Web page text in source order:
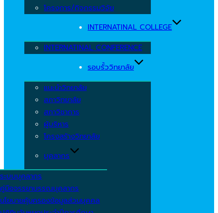
โครงการ/กิจกรรมวิจัย
INTERNATINAL COLLEGE
INTERNATINAL CONFERENCE
รอบรั้ววิทยาลัย
แนะนำวิทยาลัย
สภาวิทยาลัย
สภาวิชาการ
ผู้บริหาร
โครงสร้างวิทยาลัย
บุคลากร
ระบบบุคลากร
คู่มือจรรยาบรรณบุคลากร
นโยบายคุ้มครองข้อมูลส่วนบุคคล